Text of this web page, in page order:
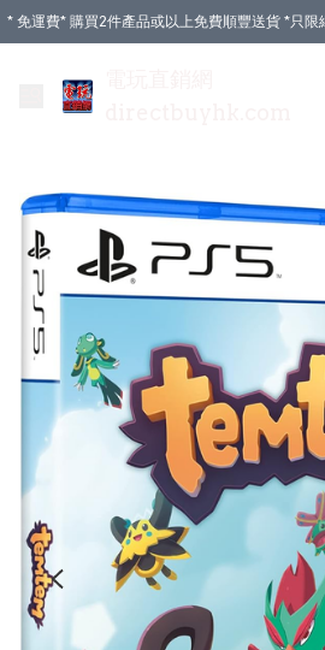
* 免運費* 購買2件產品或以上免費順豐送貨 *只限